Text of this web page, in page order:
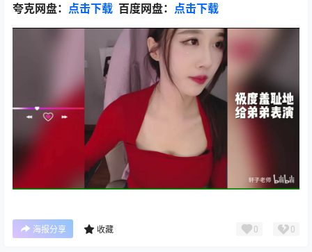
夸克网盘： 点击下载 百度网盘： 点击下载
海报分享 收藏 0 0